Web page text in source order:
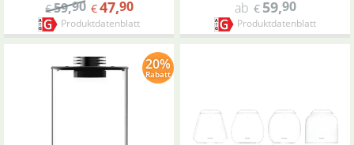
€59,90 €47,90
Produktdatenblatt
ab € 59,90
Produktdatenblatt
20%
Rabatt